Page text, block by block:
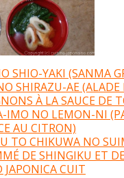
SHIO-YAKI (SANMA
SHIRAZU-AE (ALADE
À LA SAUCE DE
IMO NO LEMON-NI
AU CITRON)
TO CHIKUWA NO
DE SHINGIKU ET
JAPONICA CUIT